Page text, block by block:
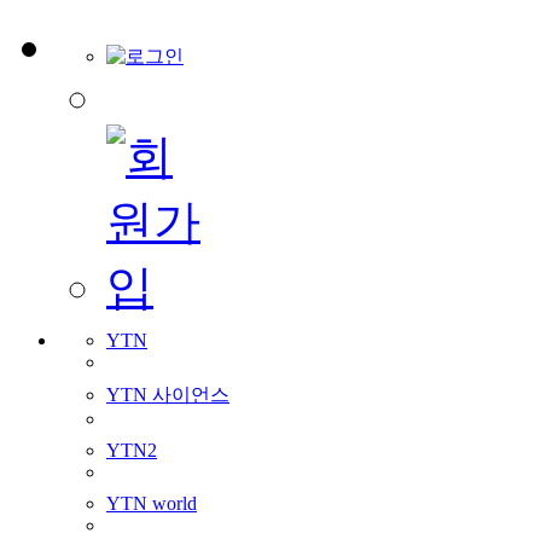
YTN
YTN 사이언스
YTN2
YTN world